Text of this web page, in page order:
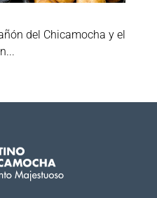
del Chicamocha y el